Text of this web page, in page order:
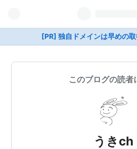
[PR] 独自ドメインは早めの取
このブログの読者
うきch